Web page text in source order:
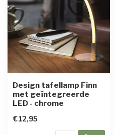
Design tafellamp Finn
met geïntegreerde
LED - chrome
€12,95